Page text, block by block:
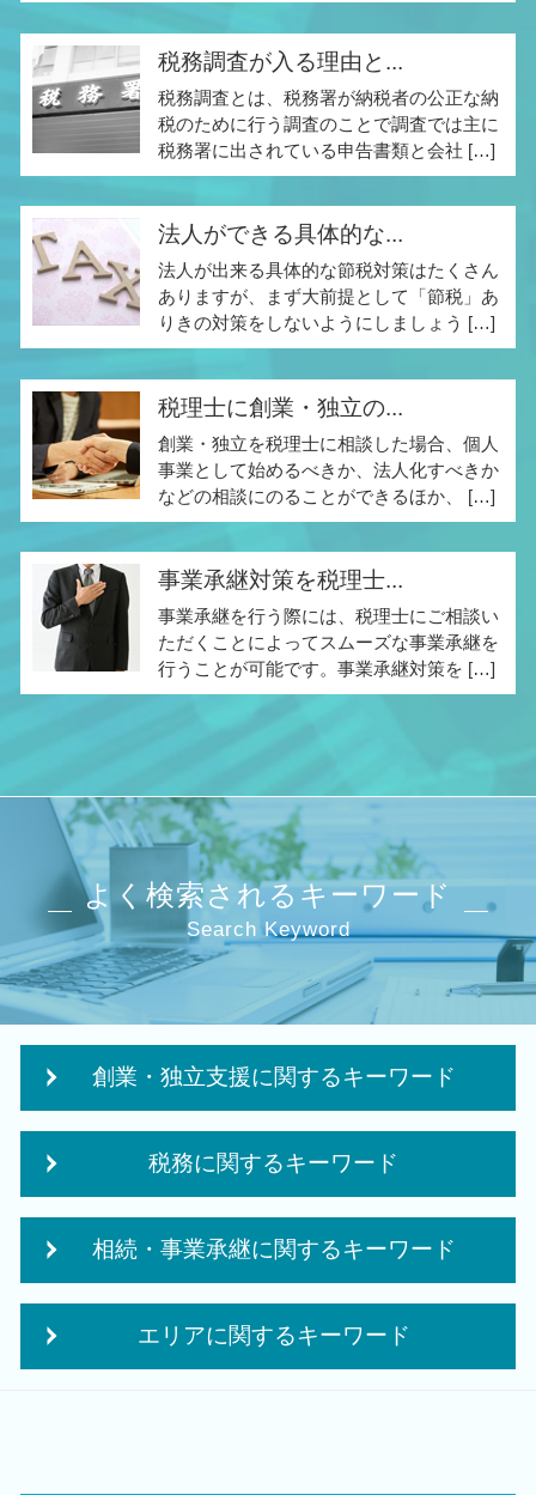
税務調査が入る理由と...
税務調査とは、税務署が納税者の公正な納
税のために行う調査のことで調査では主に
税務署に出されている申告書類と会社 […]
法人ができる具体的な...
法人が出来る具体的な節税対策はたくさん
ありますが、まず大前提として「節税」あ
りきの対策をしないようにしましょう […]
税理士に創業・独立の...
創業・独立を税理士に相談した場合、個人
事業として始めるべきか、法人化すべきか
などの相談にのることができるほか、 […]
事業承継対策を税理士...
事業承継を行う際には、税理士にご相談い
ただくことによってスムーズな事業承継を
行うことが可能です。事業承継対策を […]
よく検索されるキーワード
Search Keyword
創業・独立支援に関するキーワード
起業 必要 資金
株式会社 合同会社
個人事業主 法人化 メリット
個人事業主 法人化 デメリット
税務に関するキーワード
中期 経営計画
法人税 中間申告
相続・事業承継に関するキーワード
承継 支援エリアに関するキーワード